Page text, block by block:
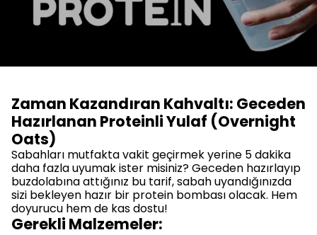
Zaman Kazandıran Kahvaltı: Geceden
Hazırlanan Proteinli Yulaf (Overnight
Oats)
Sabahları mutfakta vakit geçirmek yerine 5 dakika
daha fazla uyumak ister misiniz? Geceden hazırlayıp
buzdolabına attığınız bu tarif, sabah uyandığınızda
sizi bekleyen hazır bir protein bombası olacak. Hem
doyurucu hem de kas dostu!
Gerekli Malzemeler: